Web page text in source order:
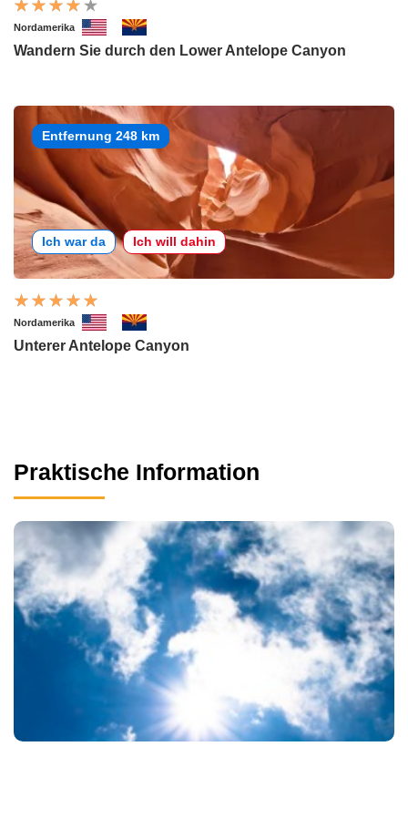
Nordamerika
Wandern Sie durch den Lower Antelope Canyon
Entfernung 248 km
Ich war da Ich will dahin
Nordamerika
Unterer Antelope Canyon
Praktische Information